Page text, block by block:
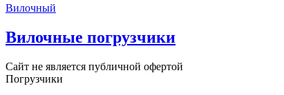
Вилочный
Вилочные погрузчики
Сайт не является публичной офертой
Погрузчики